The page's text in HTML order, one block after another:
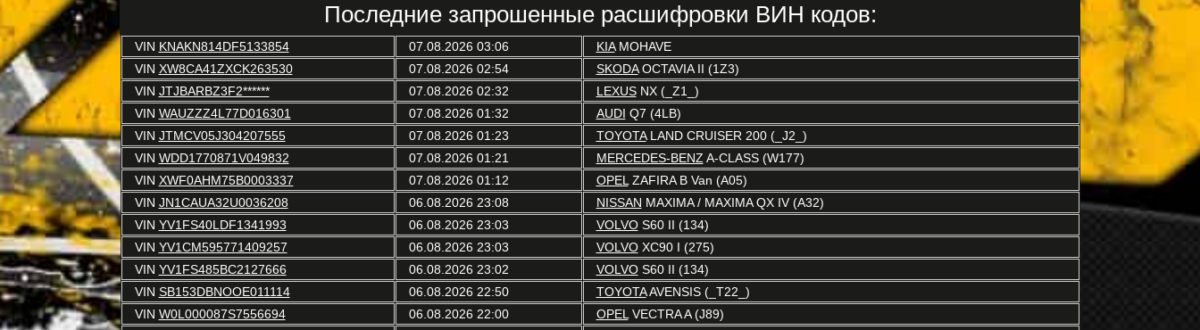
Последние запрошенные расшифровки ВИН кодов:
VIN KNAKN814DF5133854 07.08.2026 03:06 KIAMOHAVE
VIN XW8CA41ZXCK263530 07.08.2026 02:54 SKODAOCTAVIA II (1Z3)
VIN JTJBARBZ3F2****** 07.08.2026 02:32 LEXUSNX (_Z1_)
VIN WAUZZZ4L77D016301 07.08.2026 01:32 AUDI Q7 (4LB)
VIN JTMCV05J304207555 07.08.2026 01:23 TOYOTALAND CRUISER 200 (_J2_)
VIN WDD1770871V049832 07.08.2026 01:21 MERCEDES-BENZ A-CLASS (W177)
VIN XWF0AHM75B0003337 07.08.2026 01:12 OPEL ZAFIRA B Van (A05)
VIN JN1CAUA32U0036208 06.08.2026 23:08 NISSAN MAXIMA / MAXIMA QX IV (A32)
VIN YV1FS40LDF1341993 06.08.2026 23:03 VOLVOS60 II (134)
VIN YV1CM595771409257 06.08.2026 23:03 VOLVOXC90 I (275)
VIN YV1FS485BC2127666 06.08.2026 23:02 VOLVOS60 II (134)
VIN SB153DBNOOE011114 06.08.2026 22:50 TOYOTAAVENSIS (_T22_)
VIN W0L000087S7556694 06.08.2026 22:00 OPEL VECTRA A (J89)